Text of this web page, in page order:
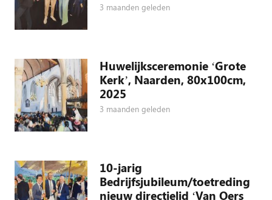
3 maanden geleden
Huwelijksceremonie ‘Grote
Kerk’, Naarden, 80x100cm,
2025
3 maanden geleden
10-jarig
Bedrijfsjubileum/toetreding
nieuw directielid ‘Van Oers